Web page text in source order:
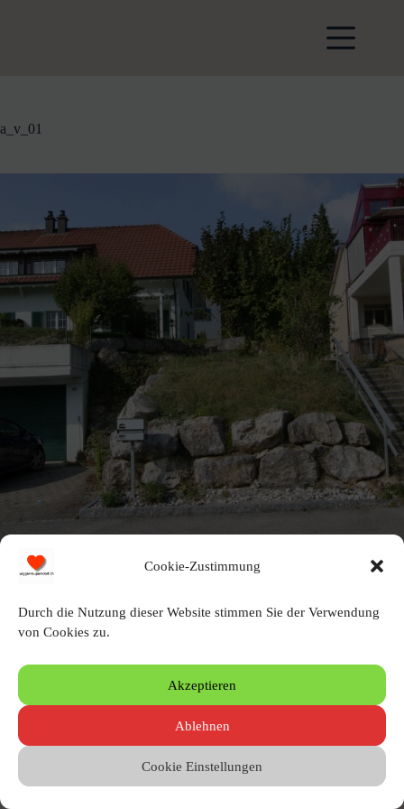
Cookie-Zustimmung
Durch die Nutzung dieser Website stimmen Sie der Verwendung
von Cookies zu.
Akzeptieren
Ablehnen
Cookie Einstellungen
a_v_01
Schreibe einen Kommentar
Du musst angemeldet sein, um einen Kommentar zu erstellen.
© 2010 – 2026 by Heinz Wigger